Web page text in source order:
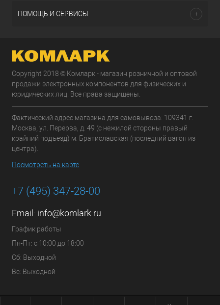
ПОМОЩЬ И СЕРВИСЫ
Copyright 2018 © Комларк - магазин розничной и оптовой
продажи электронных компонентов для физических и
юридических лиц. Все права защищены.
Фактический адрес магазина для самовывоза: 109341 г.
Москва, ул. Перерва, д. 49 (с нежилой стороны правый
крайний подъезд) м. Братиславская (последний вагон из
центра).
Посмотреть на карте
+7 (495) 347-28-00
Email: info@komlark.ru
График работы
Пн-Пт: с 10:00 до 18:00
Сб: Выходной
Вс: Выходной